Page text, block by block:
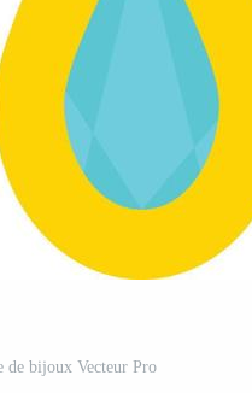
de bijoux Vecteur Pro